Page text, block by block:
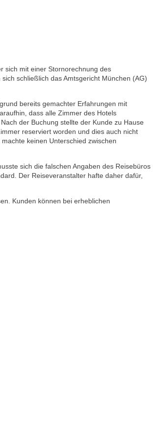
sich mit einer Stornorechnung des
schließlich das Amtsgericht München (AG)
bereits gemachter Erfahrungen mit
dass alle Zimmer des Hotels
der Buchung stellte der Kunde zu Hause
reserviert worden und dies auch nicht
keinen Unterschied zwischen
sich die falschen Angaben des Reisebüros
Der Reiseveranstalter hafte daher dafür,
Kunden können bei erheblichen